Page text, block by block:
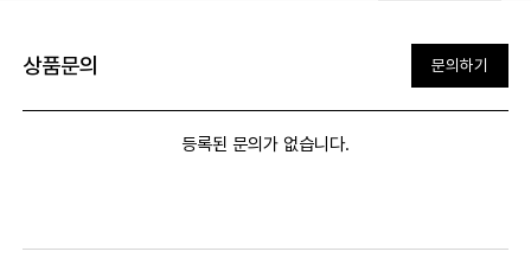
상품문의 문의하기
등록된 문의가 없습니다.